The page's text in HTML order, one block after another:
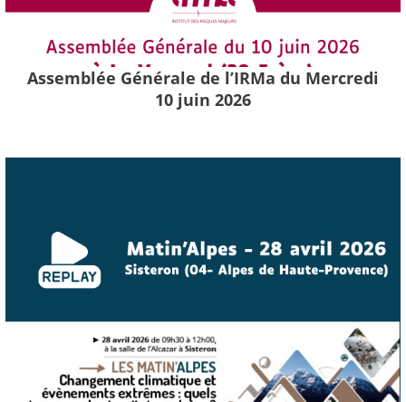
Assemblée Générale de l’IRMa du Mercredi
10 juin 2026